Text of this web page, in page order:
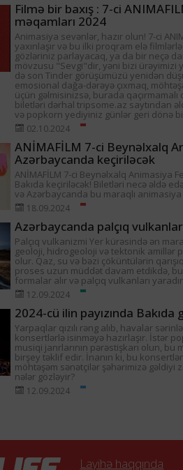
Filmə bir baxış : 7-ci
məqamları 2024
Animasiya sevənlər, hazır olun! 7-ci
yaxınlaşır və bu ilki proqram elə
gözləriniz parlayacaq, ya da bir neçə
mövzusu "Sevgi"dir, yəni bizi ürəyimizi
də son Tinder görüşümüzü yenidən
emosional dağa-dərəyə çıxmaq,
üçün gəlmisinizsə, burada
biletləri dərhal tripsome.az saytından
və popkorn yediyiniz günlər geri dönə
02.10.2024
ANİMAFİLM 7-ci Beynəlxalq
Azərbaycanda keçiriləcək
ANİMAFİLM 7-ci Beynəlxalq Animasiya
Bakıda keçiriləcək! Biletləri necə əldə
və Azərbaycanda bu maraqlı
18.09.2024
Azərbaycanda palçıq
Palçıq vulkanizmi Yer kürəsində ən
geoloji, hidrogeoloji və tektonik amillər
olur. Qaz, su və bəzi çöküntülərin
proses uzun müddət davam etdikdə,
formalar alır və palçıq vulkanları
12.09.2024
2024-cü ilin payızında
Yarpaqlar qızılı rəng alıb, havalar
konsertlərlə isinməyə hazırlaşır. İstər
musiqi janrlarının pərəstişkarı olun,
birşey təklif edir. İnanın ki, bu
möhtəşəm sənətçilər şəhərimizə gəldiyi
nələr gözləyir?
12.09.2024
Layihə haqqında